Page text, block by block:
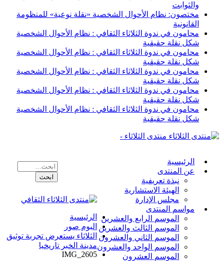
والثوابت
مختصون: نظام الأحوال الشخصية «نقلة نوعية» للمنظومة
القانونية
محامون في ندوة الثلاثاء الثقافي : نظام الأحوال الشخصية
شكل نقلة حقيقية
محامون في ندوة الثلاثاء الثقافي : نظام الأحوال الشخصية
شكل نقلة حقيقية
محامون في ندوة الثلاثاء الثقافي : نظام الأحوال الشخصية
شكل نقلة حقيقية
محامون في ندوة الثلاثاء الثقافي : نظام الأحوال الشخصية
شكل نقلة حقيقية
محامون في ندوة الثلاثاء الثقافي : نظام الأحوال الشخصية
شكل نقلة حقيقية
منتدى الثلاثاء -
الرئيسية
عن المنتدى
نبذة تعريفية
الهيئة الاستشارية
مجلس الإدارة
مواسم المنتدى
الموسم الرابع والعشرين
الموسم الثالث والعشرين
الموسم الثاني والعشرون
الموسم الواحد والعشرون
الموسم العشرون
الرئيسية
البوم صور
الثلاثاء يستعرض تجربة توثيق
مدينة الخبر تاريخيا
IMG_2605